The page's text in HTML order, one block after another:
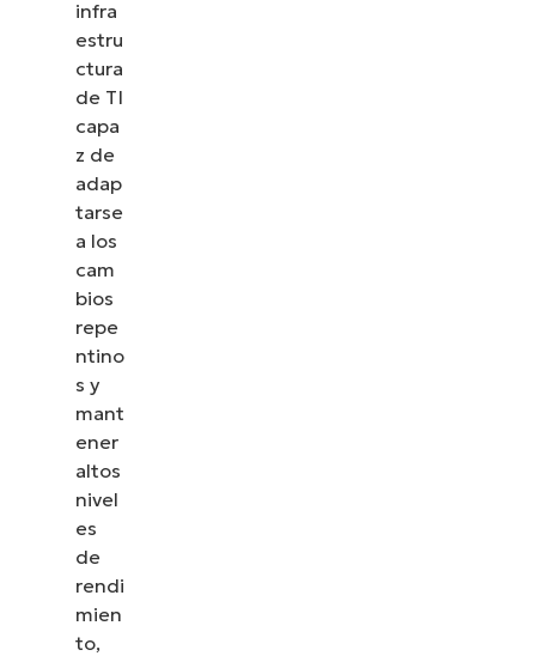
infra
estru
ctura
de TI
capa
z de
adap
tarse
a los
cam
bios
repe
ntino
s y
mant
ener
altos
nivel
es
de
rendi
mien
to,